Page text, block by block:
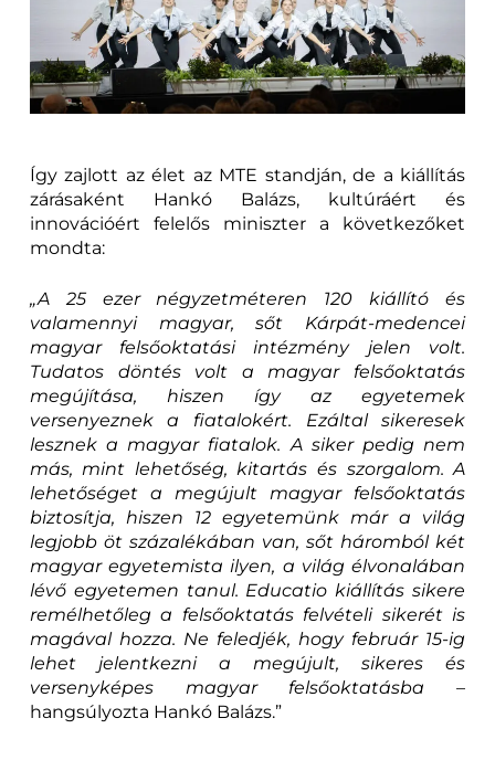
Így zajlott az élet az MTE standján, de a kiállítás
zárásaként Hankó Balázs, kultúráért és
innovációért felelős miniszter a következőket
mondta:
„A 25 ezer négyzetméteren 120 kiállító és
valamennyi magyar, sőt Kárpát-medencei
magyar felsőoktatási intézmény jelen volt.
Tudatos döntés volt a magyar felsőoktatás
megújítása, hiszen így az egyetemek
versenyeznek a fiatalokért. Ezáltal sikeresek
lesznek a magyar fiatalok. A siker pedig nem
más, mint lehetőség, kitartás és szorgalom. A
lehetőséget a megújult magyar felsőoktatás
biztosítja, hiszen 12 egyetemünk már a világ
legjobb öt százalékában van, sőt háromból két
magyar egyetemista ilyen, a világ élvonalában
lévő egyetemen tanul. Educatio kiállítás sikere
remélhetőleg a felsőoktatás felvételi sikerét is
magával hozza. Ne feledjék, hogy február 15-ig
lehet jelentkezni a megújult, sikeres és
versenyképes magyar felsőoktatásba –
hangsúlyozta Hankó Balázs.”